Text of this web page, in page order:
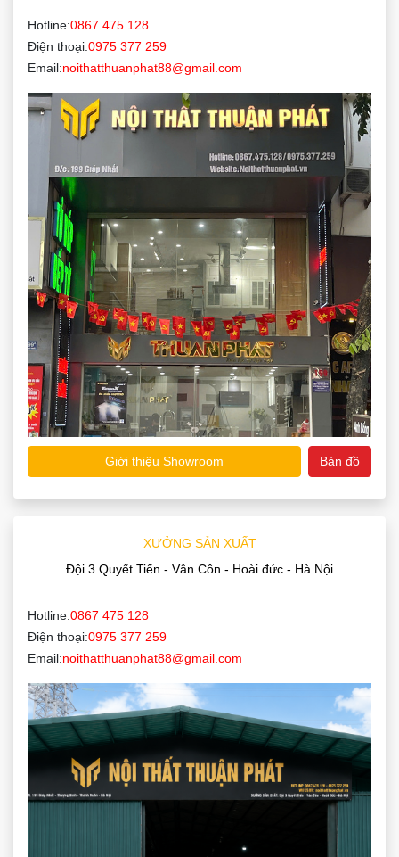
Hotline:0867 475 128
Điện thoại:0975 377 259
Email:noithatthuanphat88@gmail.com
Giới thiệu Showroom Bản đồ
XƯỞNG SẢN XUẤT
Đội 3 Quyết Tiến - Vân Côn - Hoài đức - Hà Nội
Hotline:0867 475 128
Điện thoại:0975 377 259
Email:noithatthuanphat88@gmail.com